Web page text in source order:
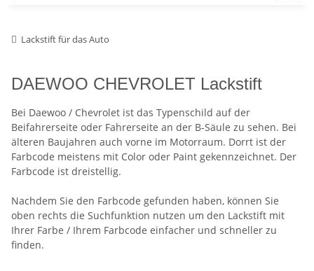
Lackstift für das Auto
DAEWOO CHEVROLET Lackstift
Bei Daewoo / Chevrolet ist das Typenschild auf der
Beifahrerseite oder Fahrerseite an der B-Säule zu sehen. Bei
älteren Baujahren auch vorne im Motorraum. Dorrt ist der
Farbcode meistens mit Color oder Paint gekennzeichnet. Der
Farbcode ist dreistellig.
Nachdem Sie den Farbcode gefunden haben, können Sie
oben rechts die Suchfunktion nutzen um den Lackstift mit
Ihrer Farbe / Ihrem Farbcode einfacher und schneller zu
finden.